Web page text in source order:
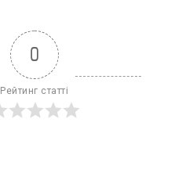
0
Рейтинг статті